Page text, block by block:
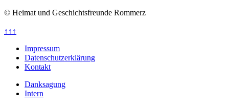
© Heimat und Geschichtsfreunde Rommerz
↑↑↑
Impressum
Datenschutzerklärung
Kontakt
Danksagung
Intern